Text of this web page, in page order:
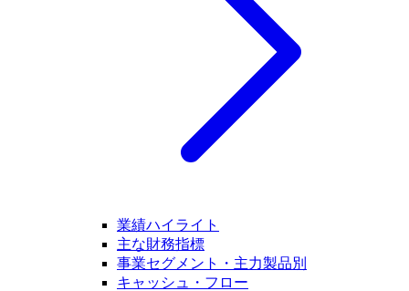
業績ハイライト
主な財務指標
事業セグメント・主力製品別
キャッシュ・フロー